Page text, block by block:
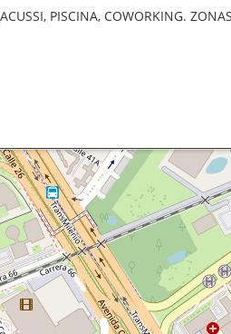
PISCINA, COWORKING.